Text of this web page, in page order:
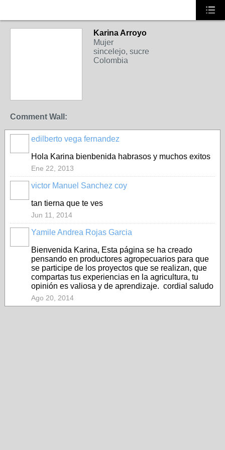
Karina Arroyo
Mujer
sincelejo, sucre
Colombia
Comment Wall:
edilberto vega fernandez
Hola Karina bienbenida habrasos y muchos exitos
Ene 22, 2013
victor Manuel Sanchez coy
tan tierna que te ves
Jun 11, 2014
Yamile Andrea Rojas Garcia
Bienvenida Karina, Esta página se ha creado
pensando en productores agropecuarios para que
se participe de los proyectos que se realizan, que
compartas tus experiencias en la agricultura, tu
opinión es valiosa y de aprendizaje. cordial saludo
Ago 20, 2014